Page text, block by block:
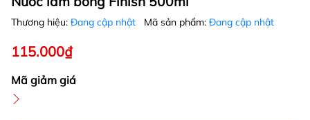
Thương hiệu: Đang cập nhật Mã sản phẩm: Đang cập nhật
115.000₫
Mã giảm giá